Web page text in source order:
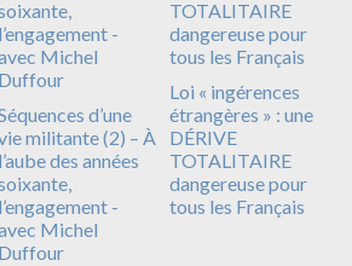
d’une
militante (2) – À
l’aube des années
l’engagement -
Michel
Duffour
Loi « ingérences
étrangères » : une
DÉRIVE
TOTALITAIRE
dangereuse pour
tous les Français